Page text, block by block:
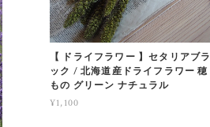
【 ドライフラワー 】セタリアブラ
ック / 北海道産ドライフラワー 穂
もの グリーン ナチュラル
¥1,100